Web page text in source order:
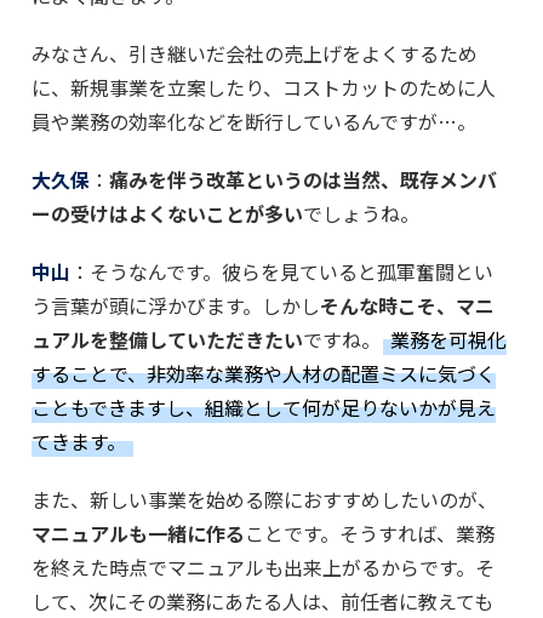
みなさん、引き継いだ会社の売上げをよくするため
に、新規事業を立案したり、コストカットのために人
員や業務の効率化などを断行しているんですが…。
大久保 ： 痛みを伴う改革というのは当然、既存メンバ
ーの受けはよくないことが多いでしょうね。
中山 ：そうなんです。彼らを見ていると孤軍奮闘とい
う言葉が頭に浮かびます。しかしそんな時こそ、マニ
ュアルを整備していただきたいですね。
業務を可視化
することで、非効率な業務や人材の配置ミスに気づく
こともできますし、組織として何が足りないかが見え
てきます。
また、新しい事業を始める際におすすめしたいのが、
マニュアルも一緒に作る ことです。そうすれば、業務
を終えた時点でマニュアルも出来上がるからです。そ
して、次にその業務にあたる人は、前任者に教えても